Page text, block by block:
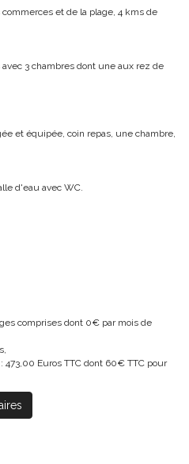
commerces et de la plage, 4 kms de
3 chambres dont une aux rez de
et équipée, coin repas, une chambre,
d'eau avec WC.
comprises dont 0€ par mois de
: 473,00 Euros TTC dont 60€ TTC pour